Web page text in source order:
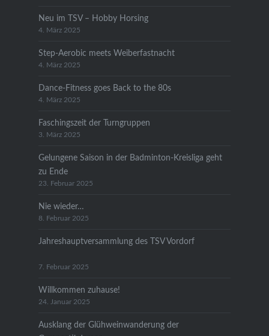
Neu im TSV – Hobby Horsing
4. März 2025
Step-Aerobic meets Weiberfastnacht
4. März 2025
Dance-Fitness goes Back to the 80s
4. März 2025
Faschingszeit der Turngruppen
3. März 2025
Gelungene Saison in der Badminton-Kreisliga geht
zu Ende
23. Februar 2025
Nie wieder…
8. Februar 2025
Jahreshauptversammlung des TSV Vordorf
7. Februar 2025
Willkommen zuhause!
24. Januar 2025
Ausklang der Glühweinwanderung der